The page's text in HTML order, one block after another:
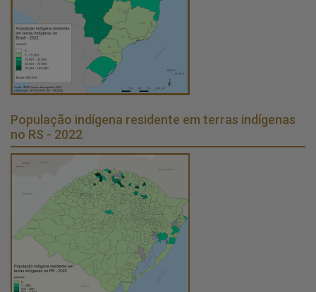
População indígena residente em terras indígenas
no RS - 2022